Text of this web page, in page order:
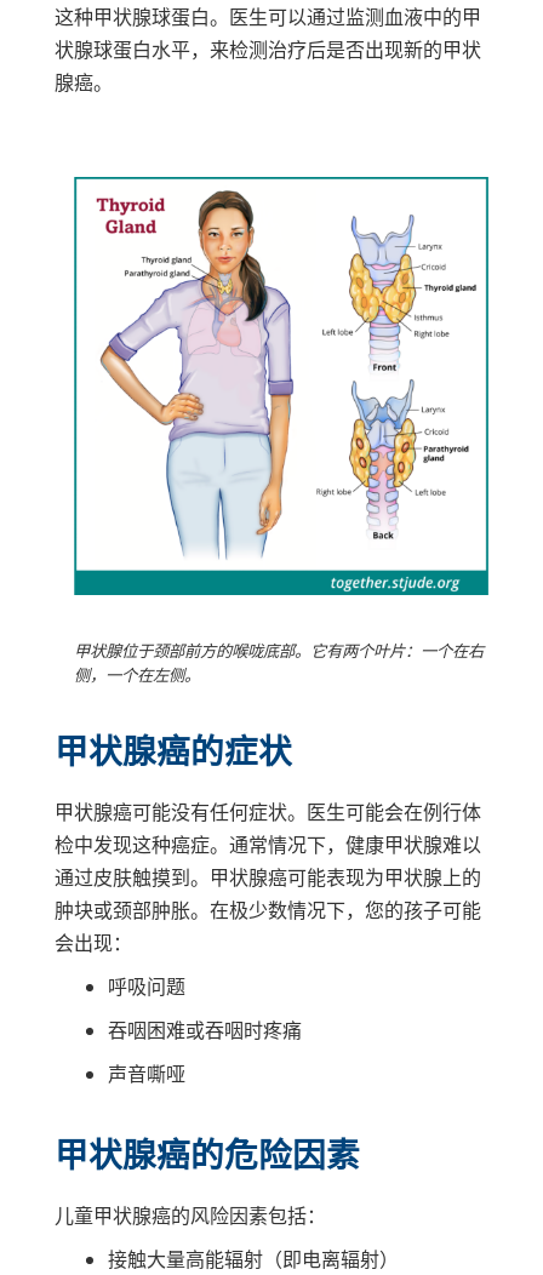
这种甲状腺球蛋白。医生可以通过监测血液中的甲
状腺球蛋白水平，来检测治疗后是否出现新的甲状
腺癌。
甲状腺位于颈部前方的喉咙底部。它有两个叶片：一个在右
侧，一个在左侧。
甲状腺癌的症状
甲状腺癌可能没有任何症状。医生可能会在例行体
检中发现这种癌症。通常情况下，健康甲状腺难以
通过皮肤触摸到。甲状腺癌可能表现为甲状腺上的
肿块或颈部肿胀。在极少数情况下，您的孩子可能
会出现：
呼吸问题
吞咽困难或吞咽时疼痛
声音嘶哑
甲状腺癌的危险因素
儿童甲状腺癌的风险因素包括：
接触大量高能辐射（即电离辐射）